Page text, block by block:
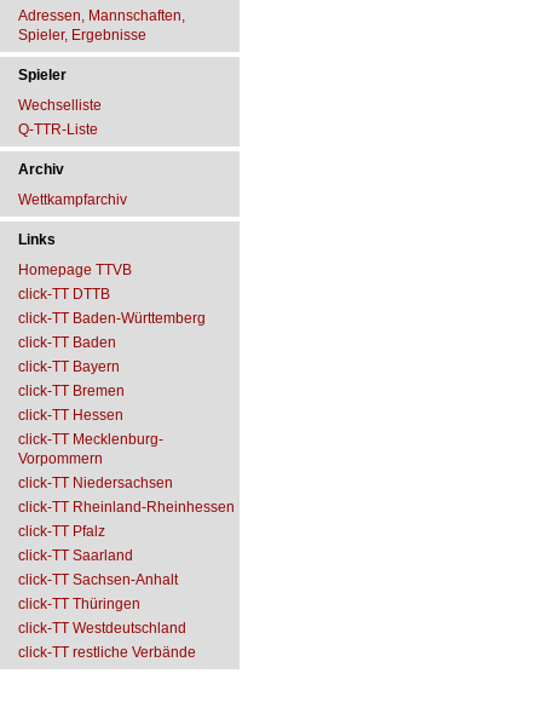
Adressen, Mannschaften,
Spieler, Ergebnisse
Spieler
Wechselliste
Q-TTR-Liste
Archiv
Wettkampfarchiv
Links
Homepage TTVB
click-TT DTTB
click-TT Baden-Württemberg
click-TT Baden
click-TT Bayern
click-TT Bremen
click-TT Hessen
click-TT Mecklenburg-
Vorpommern
click-TT Niedersachsen
click-TT Rheinland-Rheinhessen
click-TT Pfalz
click-TT Saarland
click-TT Sachsen-Anhalt
click-TT Thüringen
click-TT Westdeutschland
click-TT restliche Verbände